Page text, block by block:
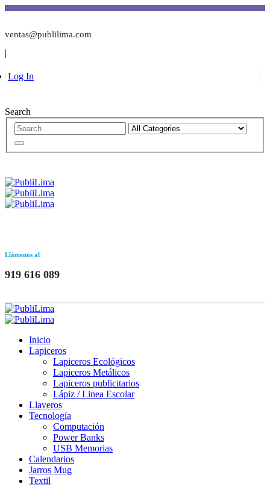
ventas@publilima.com
|
Log In
Search
Llámenos al
919 616 089
Inicio
Lapiceros
Lapiceros Ecológicos
Lapiceros Metálicos
Lapiceros publicitarios
Lápiz / Linea Escolar
Llaveros
Tecnología
Computación
Power Banks
USB Memorias
Calendarios
Jarros Mug
Textil